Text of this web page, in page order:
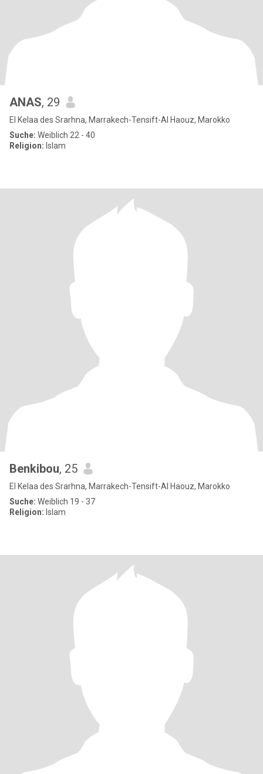
ANAS, 29
El Kelaa des Srarhna, Marrakech-Tensift-Al Haouz, Marokko
Suche: Weiblich 22 - 40
Religion: Islam
Benkibou, 25
El Kelaa des Srarhna, Marrakech-Tensift-Al Haouz, Marokko
Suche: Weiblich 19 - 37
Religion: Islam